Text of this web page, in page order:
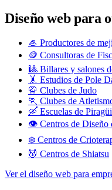
Diseño web para
🦪 Productores de
🪙 Consultoras de
🎱 Billares y salones
🤸 Estudios de Pole
🥋 Clubes de Judo
🏃 Clubes de
🛶 Escuelas de
👁️ Centros de Diseño
❄️ Centros de
💆 Centros de Shiatsu
Ver el diseño web para